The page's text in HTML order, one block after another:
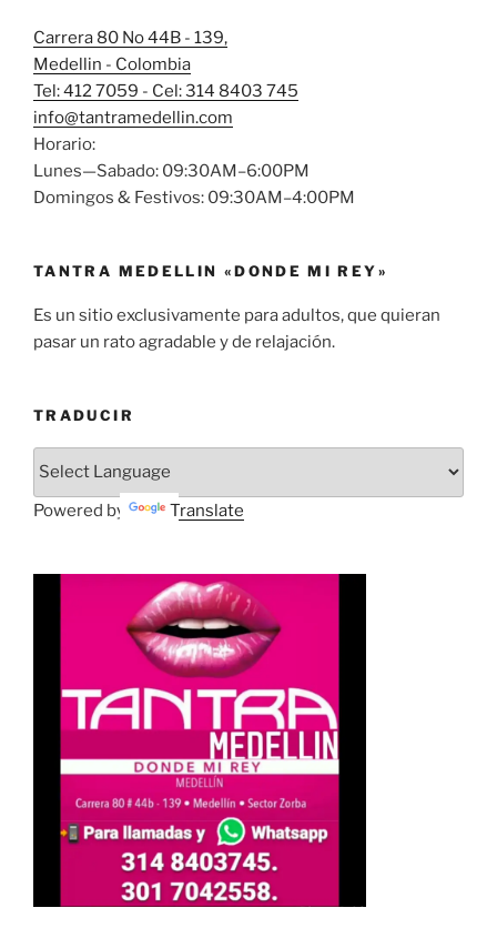
Carrera 80 No 44B - 139,
Medellin - Colombia
Tel: 412 7059 - Cel: 314 8403 745
info@tantramedellin.com
Horario:
Lunes—Sabado: 09:30AM–6:00PM
Domingos & Festivos: 09:30AM–4:00PM
TANTRA MEDELLIN «DONDE MI REY»
Es un sitio exclusivamente para adultos, que quieran
pasar un rato agradable y de relajación.
TRADUCIR
Powered by Translate